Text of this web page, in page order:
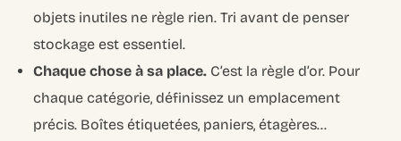
objets inutiles ne règle rien. Tri avant de penser
stockage est essentiel.
Chaque chose à sa place. C’est la règle d’or. Pour
chaque catégorie, définissez un emplacement
précis. Boîtes étiquetées, paniers, étagères…